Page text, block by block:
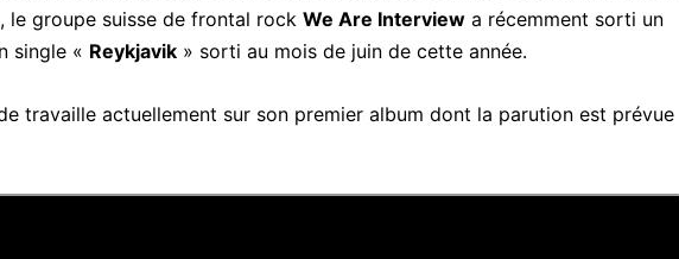
le groupe suisse de frontal rock We Are Interview a récemment sorti un
single « Reykjavik » sorti au mois de juin de cette année.
travaille actuellement sur son premier album dont la parution est prévue